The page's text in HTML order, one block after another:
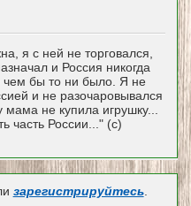
я с ней не торговался,
и Россия никогда
чем бы то ни было. Я не
и не разочаровывался
не купила игрушку...
часть России..." (с)
зарегистрируйтесь.